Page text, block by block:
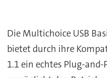
Die Multichoice USB
bietet durch ihre
1.1 ein echtes Plug-